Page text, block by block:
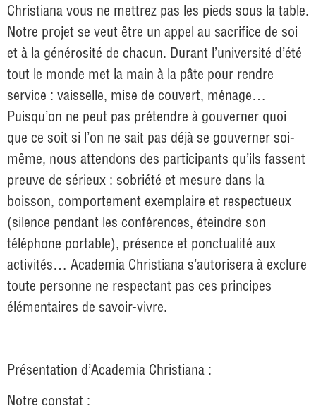
Christiana vous ne mettrez pas les pieds sous la table.
Notre projet se veut être un appel au sacrifice de soi
et à la générosité de chacun. Durant l’université d’été
tout le monde met la main à la pâte pour rendre
service : vaisselle, mise de couvert, ménage…
Puisqu’on ne peut pas prétendre à gouverner quoi
que ce soit si l’on ne sait pas déjà se gouverner soi-
même, nous attendons des participants qu’ils fassent
preuve de sérieux : sobriété et mesure dans la
boisson, comportement exemplaire et respectueux
(silence pendant les conférences, éteindre son
téléphone portable), présence et ponctualité aux
activités… Academia Christiana s’autorisera à exclure
toute personne ne respectant pas ces principes
élémentaires de savoir-vivre.
Présentation d’Academia Christiana :
Notre constat :